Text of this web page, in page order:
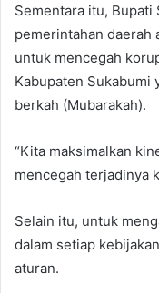
Sementara itu, Bupati
pemerintahan daerah
untuk mencegah
Kabupaten Sukabumi
berkah (Mubarakah).
“Kita maksimalkan
mencegah terjadinya
Selain itu, untuk
dalam setiap
aturan.